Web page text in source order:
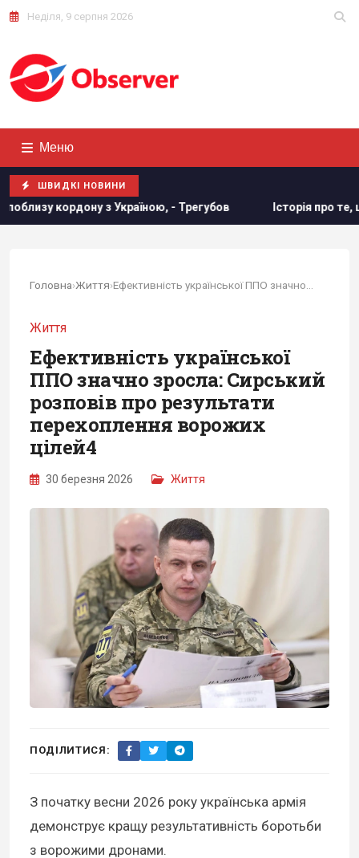
Неділя, 9 серпня 2026
Меню
ШВИДКІ НОВИНИ
- Трегубов Історія про те, що "поляки не дають
Головна›Життя›
Життя
Ефективність української
ППО значно зросла: Сирський
розповів про результати
перехоплення ворожих
цілей4
30 березня 2026 Життя
ПОДІЛИТИСЯ:
З початку весни 2026 року українська армія
демонструє кращу результативність боротьби
з ворожими дронами.